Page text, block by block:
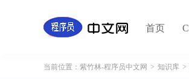
首页
当前位置： 紫竹林-程序员中文网 > 知识库 >